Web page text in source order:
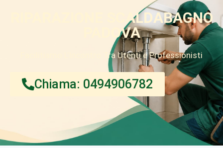
RIPARAZIONE SCALDABAGNO
PADOVA
Facilitiamo L’Incontro Tra Utenti e Professionisti
Chiama: 0494906782